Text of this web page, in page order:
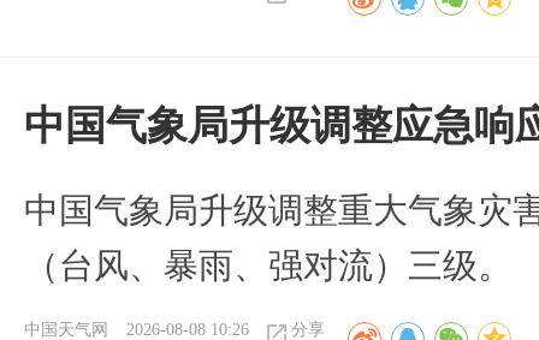
中国气象局升级调整应急响
中国气象局升级调整重大气象灾
（台风、暴雨、强对流）三级。
中国天气网 2026-08-08 10:26 分享